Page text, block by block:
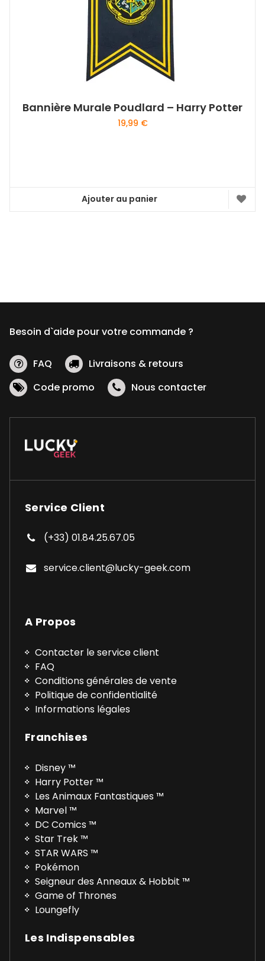
Bannière Murale Poudlard – Harry Potter
19,99 €
Ajouter au panier
Besoin d`aide pour votre commande ?
FAQ
Livraisons & retours
Code promo
Nous contacter
Service Client
(+33) 01.84.25.67.05
service.client@lucky-geek.com
A Propos
Contacter le service client
FAQ
Conditions générales de vente
Politique de confidentialité
Informations légales
Franchises
Disney ™
Harry Potter ™
Les Animaux Fantastiques ™
Marvel ™
DC Comics ™
Star Trek ™
STAR WARS ™
Pokémon
Seigneur des Anneaux & Hobbit ™
Game of Thrones
Loungefly
Les Indispensables